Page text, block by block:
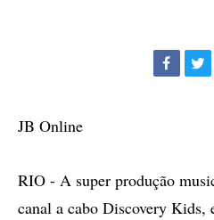
JB Online
RIO - A super produção
canal a cabo Discovery Kids,